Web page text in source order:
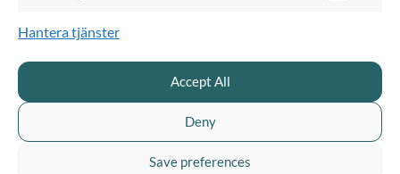
Hantera tjänster
Accept All
Deny
Save preferences
Videohosting
Videosäkerhet
Varumärkesanpassning